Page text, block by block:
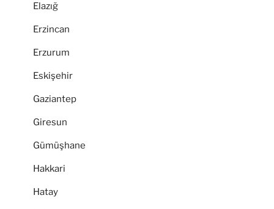
Elazığ
Erzincan
Erzurum
Eskişehir
Gaziantep
Giresun
Gümüşhane
Hakkari
Hatay